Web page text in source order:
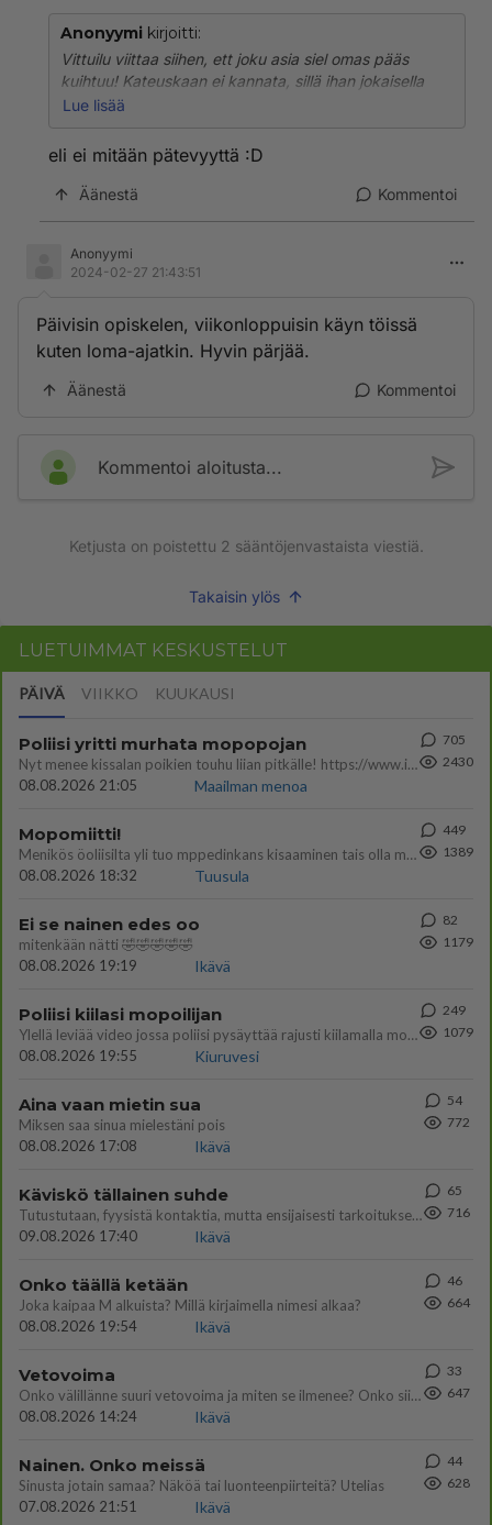
Anonyymi kirjoitti:
Vittuilu viittaa siihen, ett joku asia siel omas pääs
kuihtuu! Kateuskaan ei kannata, sillä ihan jokaisella
meistä on pmat ongelmansa! Joka valehtelijaan uskoo,
rankaisee, elä totuudessa!
Lue lisää
eli ei mitään pätevyyttä :D
Äänestä Kommentoi
Anonyymi
2024-02-27 21:43:51
Päivisin opiskelen, viikonloppuisin käyn töissä
kuten loma-ajatkin. Hyvin pärjää.
Äänestä Kommentoi
Kommentoi aloitusta...
Ketjusta on poistettu 2 sääntöjenvastaista viestiä.
Takaisin ylös
LUETUIMMAT KESKUSTELUT
PÄIVÄ VIIKKO KUUKAUSI
Poliisi yritti murhata mopopojan
Nyt menee kissalan poikien touhu liian pitkälle! https://www.is.fi/kotimaa/art-2000012193221.html Karu video mopomiiti
08.08.2026 21:05
Maailman menoa
705
2430
Mopomiitti!
Menikös öoliisilta yli tuo mppedinkans kisaaminen tais olla melkoinen riski vahigoittaa tarpeettomasti jopa kuolla tuoss
08.08.2026 18:32
Tuusula
449
1389
Ei se nainen edes oo
mitenkään nätti 🤣🤣🤣🤣🤣
08.08.2026 19:19
Ikävä
82
1179
Poliisi kiilasi mopoilijan
Ylellä leviää video jossa poliisi pysäyttää rajusti kiilamalla mopo pojan. Toivottavasti poliisi ottaa tuosta mallia myö
08.08.2026 19:55
Kiuruvesi
249
1079
Aina vaan mietin sua
Miksen saa sinua mielestäni pois
08.08.2026 17:08
Ikävä
54
772
Käviskö tällainen suhde
Tutustutaan, fyysistä kontaktia, mutta ensijaisesti tarkoituksena ei ole aloittaa mitään virallista tai rikkoa mitään? E
09.08.2026 17:40
Ikävä
65
716
Onko täällä ketään
Joka kaipaa M alkuista? Millä kirjaimella nimesi alkaa?
08.08.2026 19:54
Ikävä
46
664
Vetovoima
Onko välillänne suuri vetovoima ja miten se ilmenee? Onko siitä haittaa?
08.08.2026 14:24
Ikävä
33
647
Nainen. Onko meissä
Sinusta jotain samaa? Näköä tai luonteenpiirteitä? Utelias
07.08.2026 21:51
Ikävä
44
628